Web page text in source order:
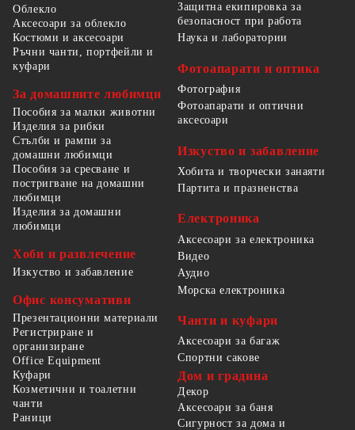
Облекло
Аксесоари за облекло
Костюми и аксесоари
Ръчни чанти, портфейли и
куфари
За домашните любимци
Пособия за малки животни
Изделия за рибки
Стълби и рампи за
домашни любимци
Пособия за сресване и
постригване на домашни
любимци
Изделия за домашни
любимци
Хоби и развлечение
Изкуство и забавление
Офис консумативи
Презентационни материали
Регистриране и
организиране
Office Equipment
Защитна екипировка за
безопасност при работа
Наука и лаборатории
Фотоапарати и оптика
Фотография
Фотоапарати и оптични
аксесоари
Изкуство и забавление
Хобита и творчески занаяти
Партита и празненства
Електроника
Аксесоари за електроника
Видео
Аудио
Морска електроника
Чанти и куфари
Аксесоари за багаж
Спортни сакове
Куфари
Козметични и тоалетни
чанти
Раници
Дом и градина
Декор
Аксесоари за баня
Сигурност за дома и